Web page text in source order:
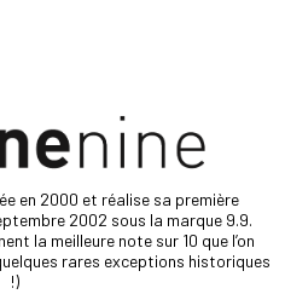
en 2000 et réalise sa première
2002 sous la marque 9.9.
la meilleure note sur 10 que l’on
rares exceptions historiques
!)